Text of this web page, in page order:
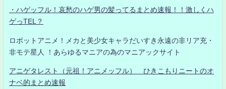
・ハゲッフル！哀愁のハゲ男の髪ってるまとめ速報！！激しくハ
ゲっTEL？
ロボットアニメ！メカと美少女キャラだいすき永遠の非リア充・
非モテ星人 ！あらゆるマニアの為のマニアックサイト
アニゲタレスト（元祖！アニメッフル） ひきこもりニートのオ
ナベ的まとめ速報